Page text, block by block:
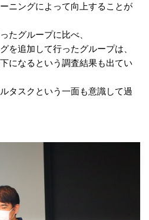
ニングによって向上することが
たグループに比べ、
を追加して行ったグループは、
になるという調査結果も出てい
タスクという一面も意識して過